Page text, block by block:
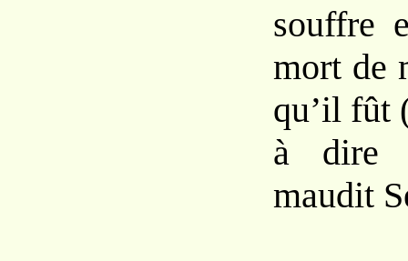
souffre
mort de
qu’il fût
à dire
maudit